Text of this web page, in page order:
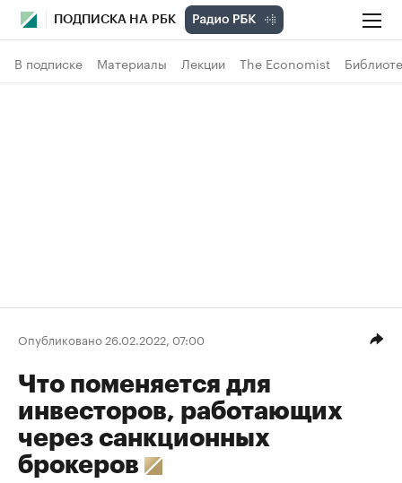
ПОДПИСКА НА РБК
В подписке Материалы Лекции The Economist
Опубликовано 26.02.2022, 07:00
Что поменяется для
инвесторов, работающих
через санкционных
брокеров